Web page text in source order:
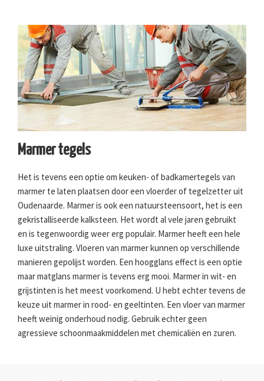
Marmer tegels
Het is tevens een optie om keuken- of badkamertegels van
marmer te laten plaatsen door een vloerder of tegelzetter uit
Oudenaarde. Marmer is ook een natuursteensoort, het is een
gekristalliseerde kalksteen. Het wordt al vele jaren gebruikt
en is tegenwoordig weer erg populair. Marmer heeft een hele
luxe uitstraling. Vloeren van marmer kunnen op verschillende
manieren gepolijst worden. Een hoogglans effect is een optie
maar matglans marmer is tevens erg mooi. Marmer in wit- en
grijstinten is het meest voorkomend. U hebt echter tevens de
keuze uit marmer in rood- en geeltinten. Een vloer van marmer
heeft weinig onderhoud nodig. Gebruik echter geen
agressieve schoonmaakmiddelen met chemicaliën en zuren.